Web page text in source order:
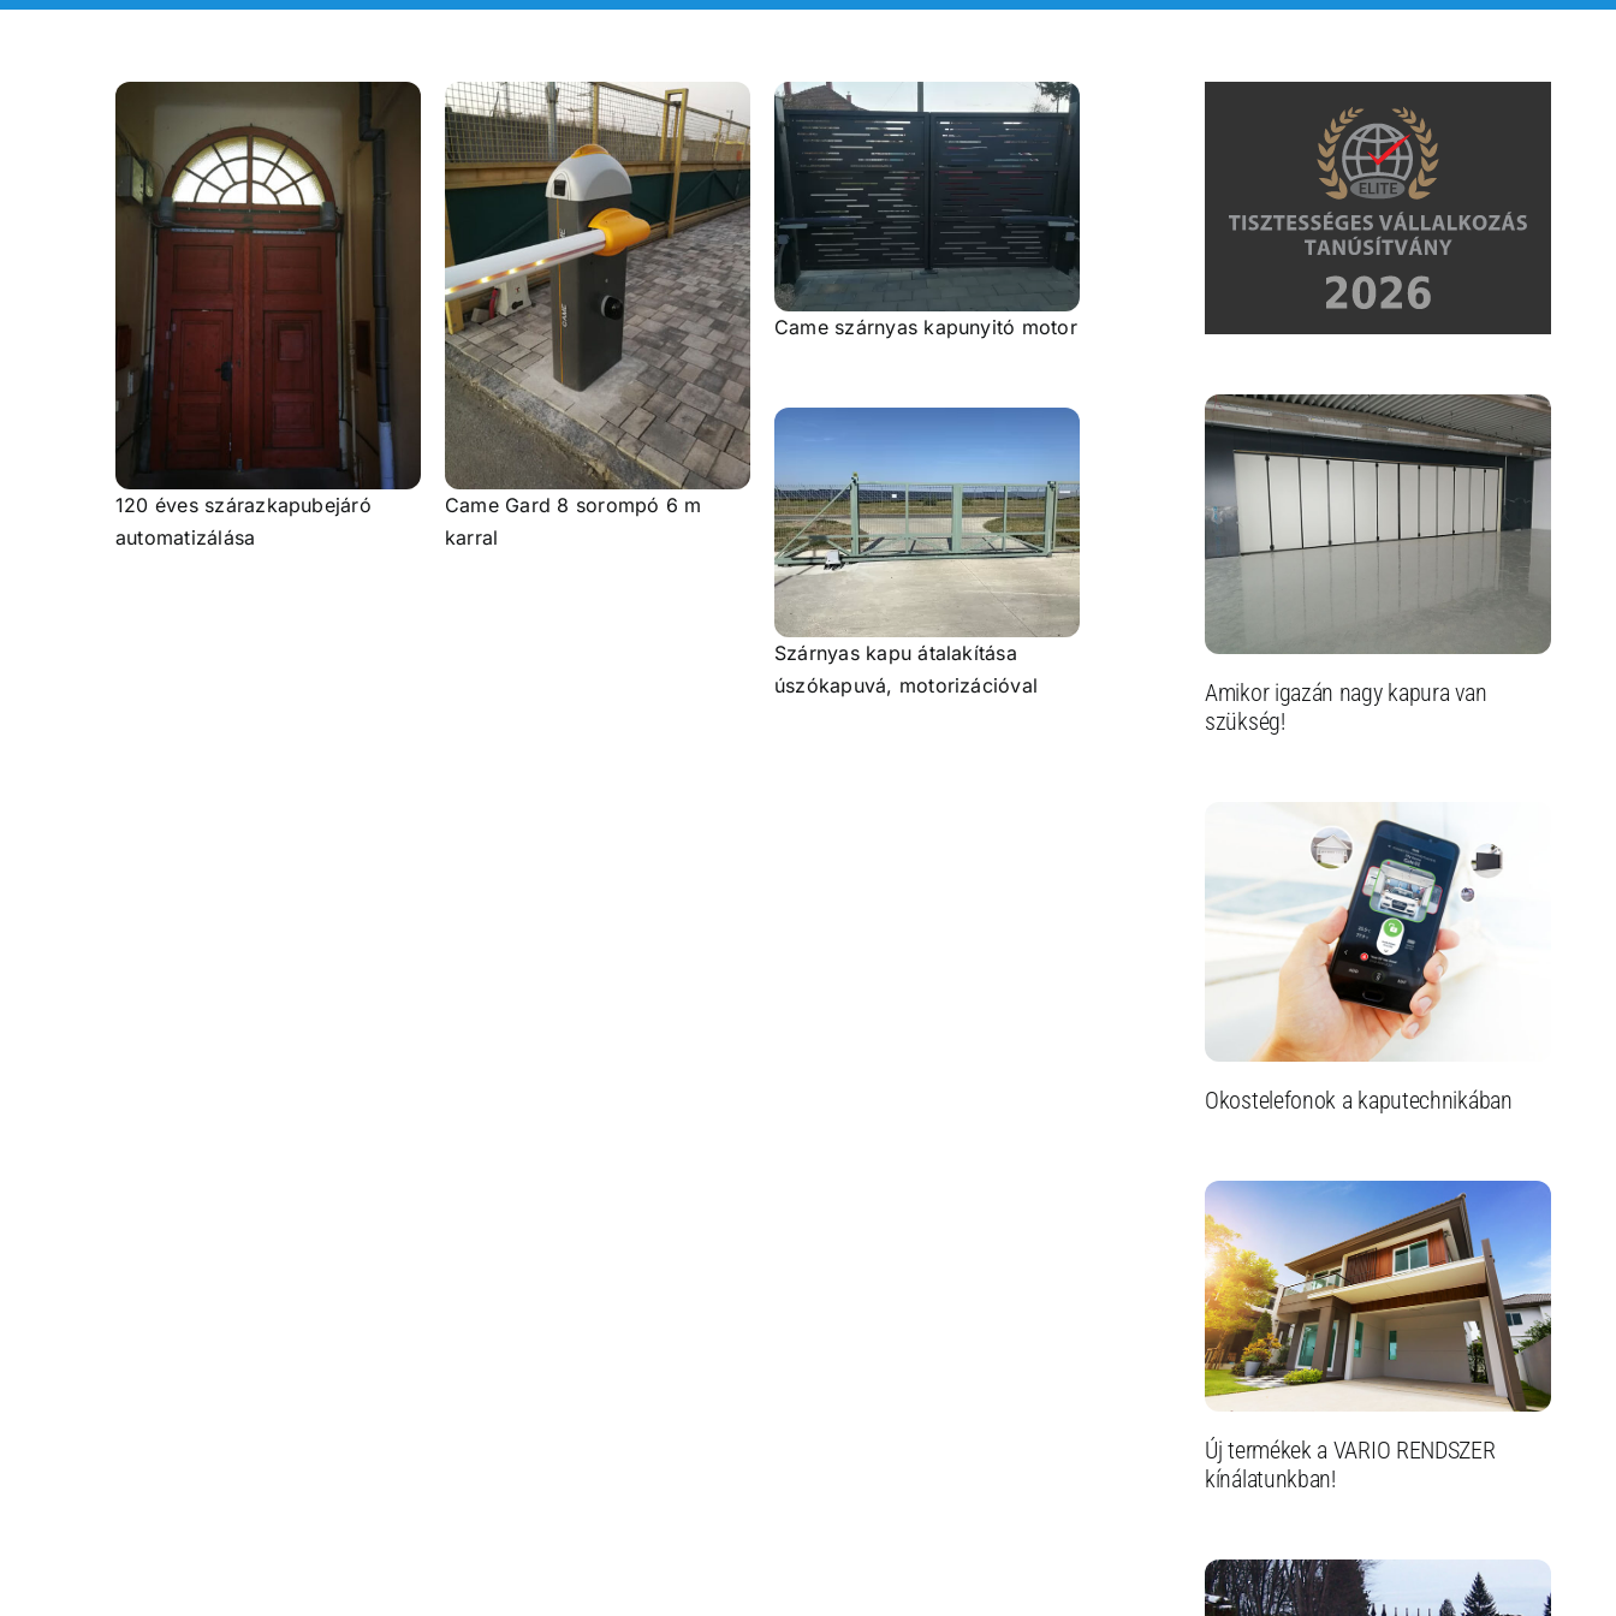
120 éves szárazkapubejáró
automatizálása
Came Gard 8 sorompó 6 m
karral
Came szárnyas kapunyitó motor
Szárnyas kapu átalakítása
úszókapuvá, motorizációval
Amikor igazán nagy kapura van
szükség!
Okostelefonok a kaputechnikában
Új termékek a VARIO RENDSZER
kínálatunkban!